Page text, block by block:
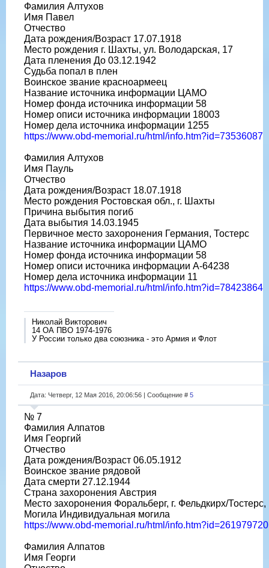
Фамилия Алтухов
Имя Павел
Отчество
Дата рождения/Возраст 17.07.1918
Место рождения г. Шахты, ул. Володарская, 17
Дата пленения До 03.12.1942
Судьба попал в плен
Воинское звание красноармеец
Название источника информации ЦАМО
Номер фонда источника информации 58
Номер описи источника информации 18003
Номер дела источника информации 1255
https://www.obd-memorial.ru/html/info.htm?id=73536087
Фамилия Алтухов
Имя Пауль
Отчество
Дата рождения/Возраст 18.07.1918
Место рождения Ростовская обл., г. Шахты
Причина выбытия погиб
Дата выбытия 14.03.1945
Первичное место захоронения Германия, Тостерс
Название источника информации ЦАМО
Номер фонда источника информации 58
Номер описи источника информации A-64238
Номер дела источника информации 11
https://www.obd-memorial.ru/html/info.htm?id=78423864
Николай Викторович
14 ОА ПВО 1974-1976
У России только два союзника - это Армия и Флот
Назаров
Дата: Четверг, 12 Мая 2016, 20:06:56 | Сообщение # 5
№ 7
Фамилия Алпатов
Имя Георгий
Отчество
Дата рождения/Возраст 06.05.1912
Воинское звание рядовой
Дата смерти 27.12.1944
Страна захоронения Австрия
Место захоронения Форальберг, г. Фельдкирх/
Могила Индивидуальная могила
https://www.obd-memorial.ru/html/info.htm?id=261979720
Фамилия Алпатов
Имя Георги